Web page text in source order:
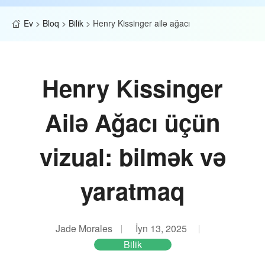
Ev > Bloq > Bilik > Henry Kissinger ailə ağacı
Henry Kissinger
Ailə Ağacı üçün
vizual: bilmək və
yaratmaq
Jade Morales
İyn 13, 2025
Bilik